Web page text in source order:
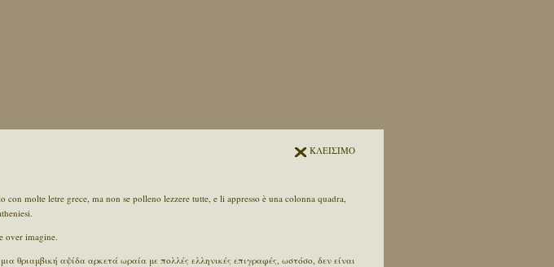
ΚΛΕΙΣΙΜΟ
molte letre grece, ma non se polleno lezzere tutte, e li appresso è una colonna quadra,
over imagine.
θριαμβική αψίδα αρκετά ωραία με πολλές ελληνικές επιγραφές, ωστόσο, δεν είναι